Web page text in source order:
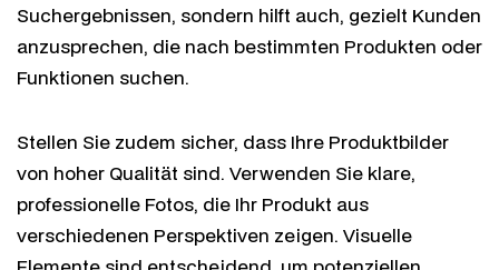
Suchergebnissen, sondern hilft auch, gezielt Kunden
anzusprechen, die nach bestimmten Produkten oder
Funktionen suchen.
Stellen Sie zudem sicher, dass Ihre Produktbilder
von hoher Qualität sind. Verwenden Sie klare,
professionelle Fotos, die Ihr Produkt aus
verschiedenen Perspektiven zeigen. Visuelle